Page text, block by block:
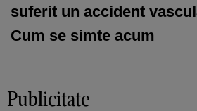
suferit un accident
Cum se simte acum
Publicitate